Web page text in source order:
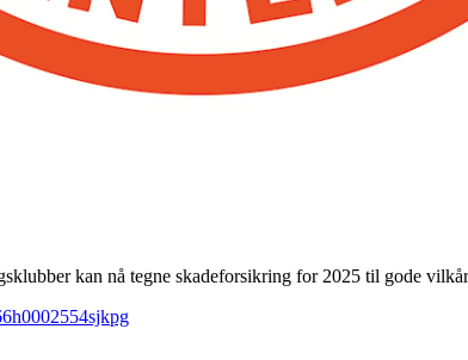
kan nå tegne skadeforsikring for 2025 til gode